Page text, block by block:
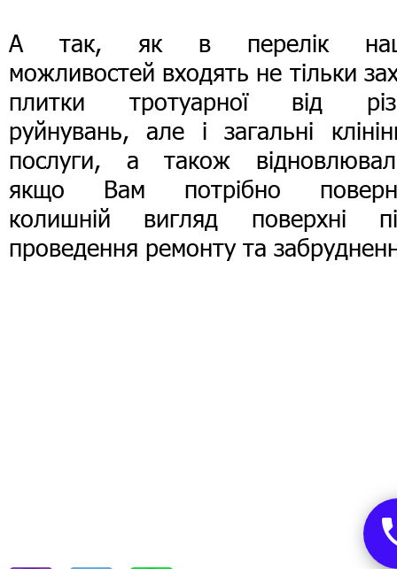
А так, як в перелік
можливостей входять не тільки
плитки тротуарної від
руйнувань, але і загальні
послуги, а також
якщо Вам потрібно
колишній вигляд поверхні
проведення ремонту та